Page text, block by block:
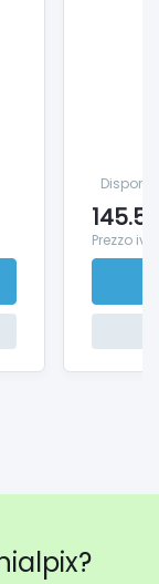
145.50
Prezzo